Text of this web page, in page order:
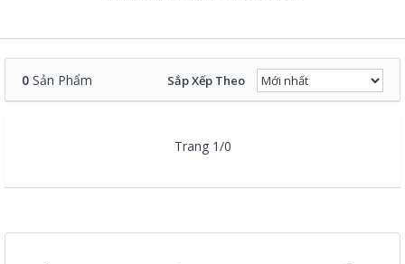
0 Sản Phẩm Sắp Xếp Theo
Trang 1/0